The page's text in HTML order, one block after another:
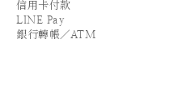
信用卡付款
LINE Pay
銀行轉帳／ATM